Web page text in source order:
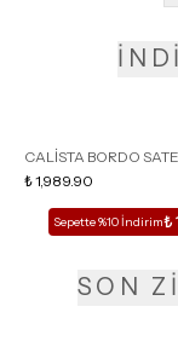
CALİSTA BORDO
DETAY SİVRİ BURUN
TOPUKLU TERLİK
₺ 1,989.90
Sepette %10 İndirim₺
SON